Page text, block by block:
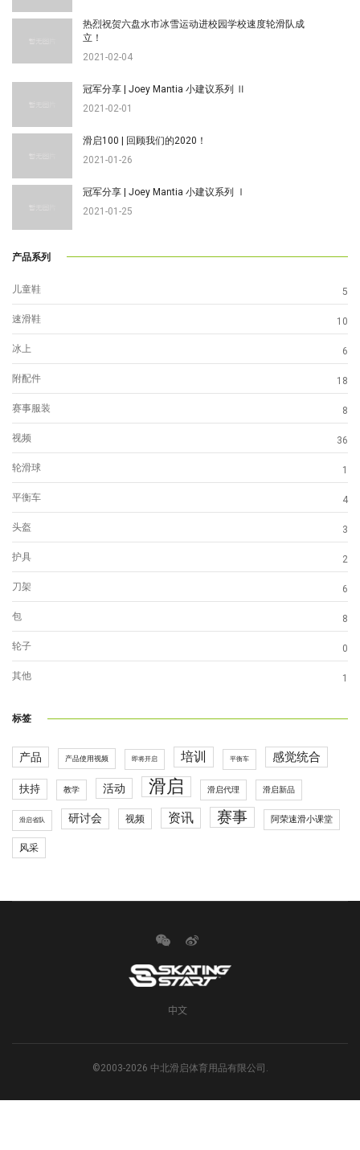
热烈祝贺六盘水市冰雪运动进校园学校速度轮滑队成
立！
2021-02-04
冠军分享 | Joey Mantia 小建议系列 Ⅱ
2021-02-01
滑启100 | 回顾我们的2020！
2021-01-26
冠军分享 | Joey Mantia 小建议系列 Ⅰ
2021-01-25
产品系列
儿童鞋 5
速滑鞋 10
冰上 6
附配件 18
赛事服装 8
视频 36
轮滑球 1
平衡车 4
头盔 3
护具 2
刀架 6
包 8
轮子 0
其他 1
标签
产品 产品使用视频 即将开启 培训 平衡车 感觉统合
扶持 教学 活动 滑启 滑启代理 滑启新品
滑启省队 研讨会 视频 资讯 赛事 阿荣速滑小课堂
风采
中文
©2003-2026 中北滑启体育用品有限公司.